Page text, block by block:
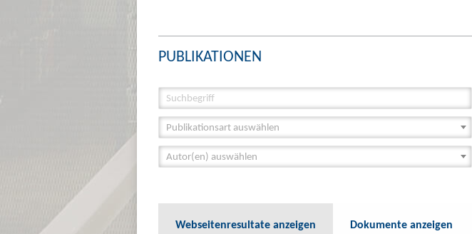
PUBLIKATIONEN
Publikationsart auswählen
Autor(en) auswählen
Webseitenresultate anzeigen Dokumente anzeigen